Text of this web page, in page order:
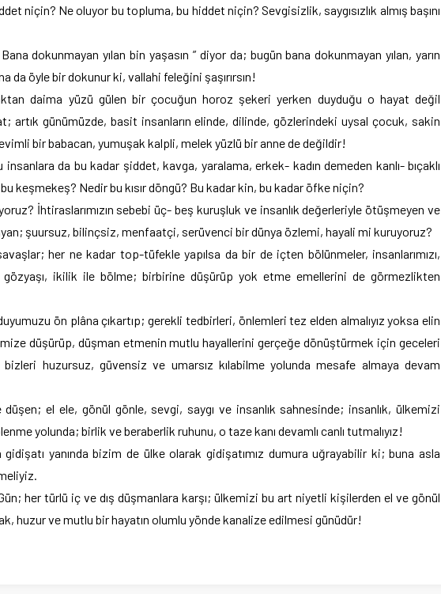
niçin? Ne oluyor bu topluma, bu hiddet niçin? Sevgisizlik, saygısızlık almış başını
dokunmayan yılan bin yaşasın ” diyor da; bugün bana dokunmayan yılan, yarın
da öyle bir dokunur ki, vallahi feleğini şaşırırsın!
daima yüzü gülen bir çocuğun horoz şekeri yerken duyduğu o hayat değil
artık günümüzde, basit insanların elinde, dilinde, gözlerindeki uysal çocuk, sakin
bir babacan, yumuşak kalpli, melek yüzlü bir anne de değildir!
insanlara da bu kadar şiddet, kavga, yaralama, erkek- kadın demeden kanlı- bıçaklı
bu keşmekeş? Nedir bu kısır döngü? Bu kadar kin, bu kadar öfke niçin?
İhtiraslarımızın sebebi üç- beş kuruşluk ve insanlık değerleriyle ötüşmeyen ve
şuursuz, bilinçsiz, menfaatçi, serüvenci bir dünya özlemi, hayali mi kuruyoruz?
her ne kadar top-tüfekle yapılsa da bir de içten bölünmeler, insanlarımızı,
ikilik ile bölme; birbirine düşürüp yok etme emellerini de görmezlikten
ön plâna çıkartıp; gerekli tedbirleri, önlemleri tez elden almalıyız yoksa elin
düşürüp, düşman etmenin mutlu hayallerini gerçeğe dönüştürmek için geceleri
bizleri huzursuz, güvensiz ve umarsız kılabilme yolunda mesafe almaya devam
düşen; el ele, gönül gönle, sevgi, saygı ve insanlık sahnesinde; insanlık, ülkemizi
yolunda; birlik ve beraberlik ruhunu, o taze kanı devamlı canlı tutmalıyız!
gidişatı yanında bizim de ülke olarak gidişatımız dumura uğrayabilir ki; buna asla
her türlü iç ve dış düşmanlara karşı; ülkemizi bu art niyetli kişilerden el ve gönül
huzur ve mutlu bir hayatın olumlu yönde kanalize edilmesi günüdür!